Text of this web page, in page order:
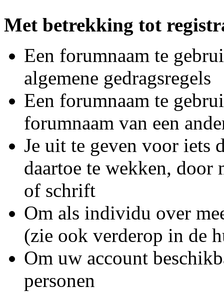
Met betrekking tot
Een forumnaam te
algemene gedragsregels
Een forumnaam te
forumnaam van een
Je uit te geven voor iets
daartoe te wekken,
of schrift
Om als individu over
(zie ook verderop in de
Om uw account
personen